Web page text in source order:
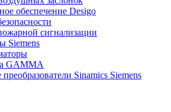
обеспечение Desigo
сигнализации
Siemens
GAMMA
Sinamics Siemens